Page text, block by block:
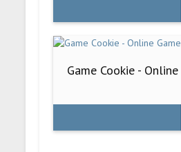
Game Cookie - Online